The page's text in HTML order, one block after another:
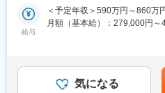
ら100％出資によって2015年
Lonza社と提携し当事業を手
ノウハウを組み合わせ、将来
ます。既に複数の受託案件に
等の実施
・顧客との円滑なコミュニケ
渉
・機器とシステム間の情報通
給与
＜予定年収＞590万円～860万
月額（基本給）：279,000円
格あり（年1回）■職位：一般
り、選考を通じて上下する可
気になる